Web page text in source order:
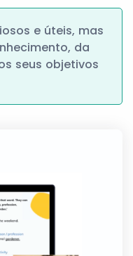
e úteis, mas
da
seus objetivos